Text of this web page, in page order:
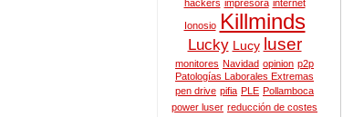
hackers impresora internet
Ionosio Killminds
Lucky Lucy luser
monitores Navidad opinion p2p
Patologías Laborales Extremas
pen drive pifia PLE Pollamboca
power luser reducción de costes